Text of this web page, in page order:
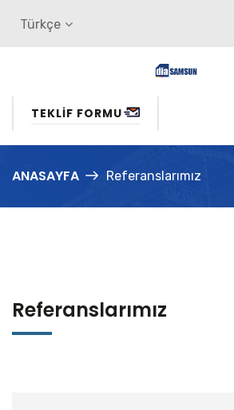
Türkçe
TEKLIF FORMU
ANASAYFA Referanslarımız
Referanslarımız